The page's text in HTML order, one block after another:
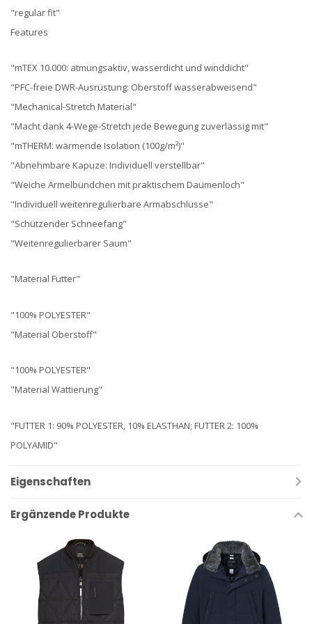
"regular fit"
Features
"mTEX 10.000: atmungsaktiv, wasserdicht und winddicht"
"PFC-freie DWR-Ausrüstung: Oberstoff wasserabweisend"
"Mechanical-Stretch Material"
"Macht dank 4-Wege-Stretch jede Bewegung zuverlässig mit"
"mTHERM: wärmende Isolation (100g/m²)"
"Abnehmbare Kapuze: Individuell verstellbar"
"Weiche Ärmelbündchen mit praktischem Daumenloch"
"Individuell weitenregulierbare Armabschlüsse"
"Schützender Schneefang"
"Weitenregulierbarer Saum"
"Material Futter"
"100% POLYESTER"
"Material Oberstoff"
"100% POLYESTER"
"Material Wattierung"
"FUTTER 1: 90% POLYESTER, 10% ELASTHAN; FUTTER 2: 100%
POLYAMID"
Eigenschaften
Ergänzende Produkte